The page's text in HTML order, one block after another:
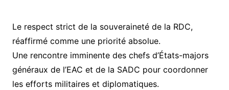
Le respect strict de la souveraineté de la RDC,
réaffirmé comme une priorité absolue.
Une rencontre imminente des chefs d’États-majors
généraux de l’EAC et de la SADC pour coordonner
les efforts militaires et diplomatiques.